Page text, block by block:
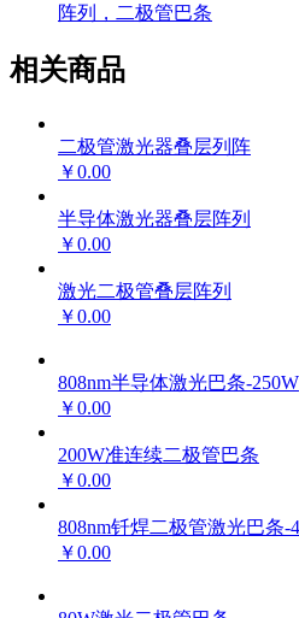
阵列，二极管巴条
相关商品
二极管激光器叠层列阵
￥0.00
半导体激光器叠层阵列
￥0.00
激光二极管叠层阵列
￥0.00
808nm半导体激光巴条-250W
￥0.00
200W准连续二极管巴条
￥0.00
808nm钎焊二极管激光巴条-
￥0.00